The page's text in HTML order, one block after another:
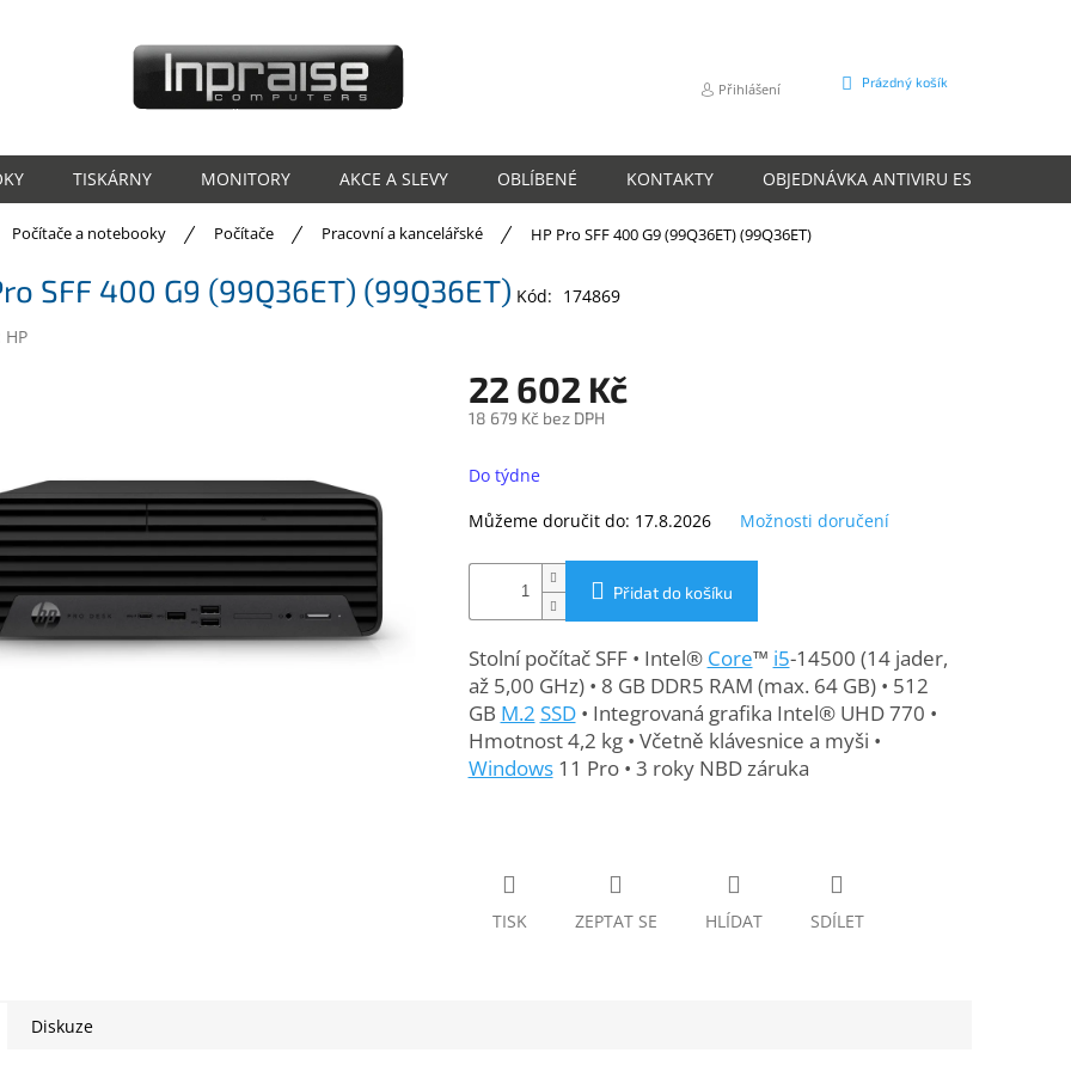
Přihlášení
NÁKUPNÍ
Prázdný košík
TISKÁRNY MONITORY AKCE A SLEVY OBLÍBENÉ KONTAKTY OBJEDNÁVKA ANTIVIRU ESET
Počítače a notebooky Počítače Pracovní a kancelářské HP Pro SFF 400 G9 (99Q36ET) (99Q36ET)
SFF 400 G9 (99Q36ET) (99Q36ET) Kód: 174869
HP
22 602 Kč
18 679 Kč bez DPH
cena:
Do týdne
Můžeme doručit do: 17.8.2026 Možnosti doručení
Přidat do košíku
Stolní počítač SFF • Intel® Core™ i5-14500 (14 jader,
až 5,00 GHz) • 8 GB DDR5 RAM (max. 64 GB) • 512
GB M.2 SSD• Integrovaná grafika Intel® UHD 770 •
Hmotnost 4,2 kg • Včetně klávesnice a myši •
Windows11 Pro • 3 roky NBD záruka
TISK ZEPTAT SE HLÍDAT SDÍLET
Diskuze